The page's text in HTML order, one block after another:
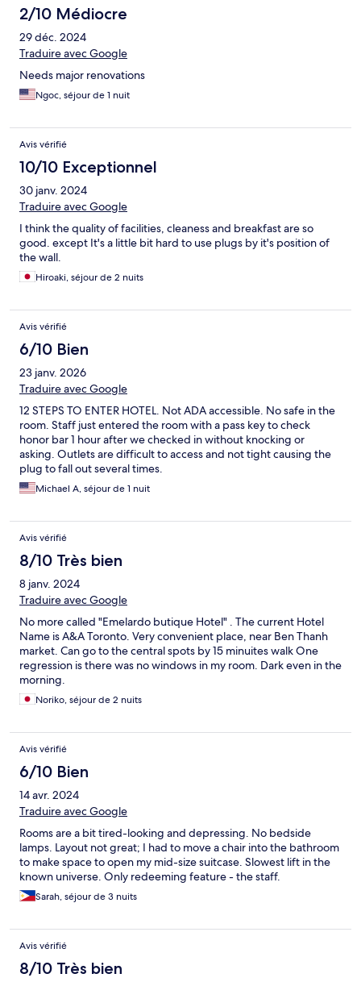
2/10 Médiocre
29 déc. 2024
Traduire avec Google
Needs major renovations
Ngoc, séjour de 1 nuit
Avis vérifié
10/10 Exceptionnel
30 janv. 2024
Traduire avec Google
I think the quality of facilities, cleaness and breakfast are so
good. except It's a little bit hard to use plugs by it's position of
the wall.
Hiroaki, séjour de 2 nuits
Avis vérifié
6/10 Bien
23 janv. 2026
Traduire avec Google
12 STEPS TO ENTER HOTEL. Not ADA accessible. No safe in the
room. Staff just entered the room with a pass key to check
honor bar 1 hour after we checked in without knocking or
asking. Outlets are difficult to access and not tight causing the
plug to fall out several times.
Michael A, séjour de 1 nuit
Avis vérifié
8/10 Très bien
8 janv. 2024
Traduire avec Google
No more called "Emelardo butique Hotel" . The current Hotel
Name is A&A Toronto. Very convenient place, near Ben Thanh
market. Can go to the central spots by 15 minuites walk One
regression is there was no windows in my room. Dark even in the
morning.
Noriko, séjour de 2 nuits
Avis vérifié
6/10 Bien
14 avr. 2024
Traduire avec Google
Rooms are a bit tired-looking and depressing. No bedside
lamps. Layout not great; I had to move a chair into the bathroom
to make space to open my mid-size suitcase. Slowest lift in the
known universe. Only redeeming feature - the staff.
Sarah, séjour de 3 nuits
Avis vérifié
8/10 Très bien